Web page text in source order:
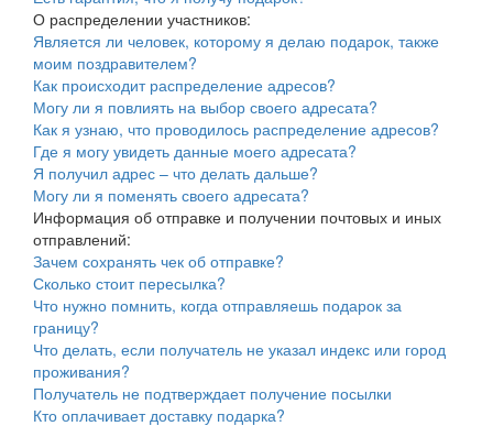
О распределении участников:
Является ли человек, которому я делаю подарок, также
моим поздравителем?
Как происходит распределение адресов?
Могу ли я повлиять на выбор своего адресата?
Как я узнаю, что проводилось распределение адресов?
Где я могу увидеть данные моего адресата?
Я получил адрес – что делать дальше?
Могу ли я поменять своего адресата?
Информация об отправке и получении почтовых и иных
отправлений:
Зачем сохранять чек об отправке?
Сколько стоит пересылка?
Что нужно помнить, когда отправляешь подарок за
границу?
Что делать, если получатель не указал индекс или город
проживания?
Получатель не подтверждает получение посылки
Кто оплачивает доставку подарка?